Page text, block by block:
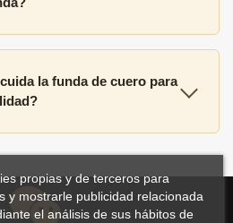
la funda de cuero para
propias y de terceros para
y mostrarle publicidad relacionada
el análisis de sus hábitos de